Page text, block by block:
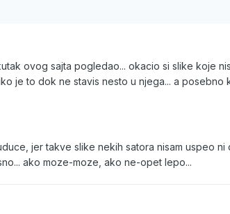
ovog sajta pogledao... okacio si slike koje
je to dok ne stavis nesto u njega... a posebno
jer takve slike nekih satora nisam uspeo ni
ako moze-moze, ako ne-opet lepo...